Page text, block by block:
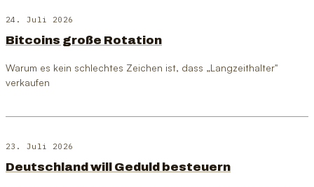
24. Juli 2026
Bitcoins große Rotation
Warum es kein schlechtes Zeichen ist, dass „Langzeithalter"
verkaufen
23. Juli 2026
Deutschland will Geduld besteuern